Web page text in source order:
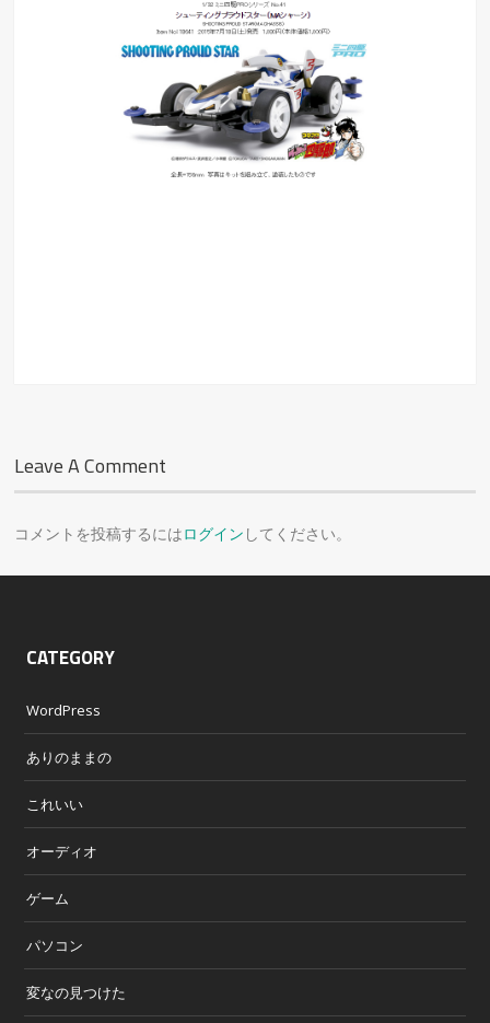
Leave A Comment
コメントを投稿するにはログイン してください。
CATEGORY
WordPress
ありのままの
これいい
オーディオ
ゲーム
パソコン
変なの見つけた